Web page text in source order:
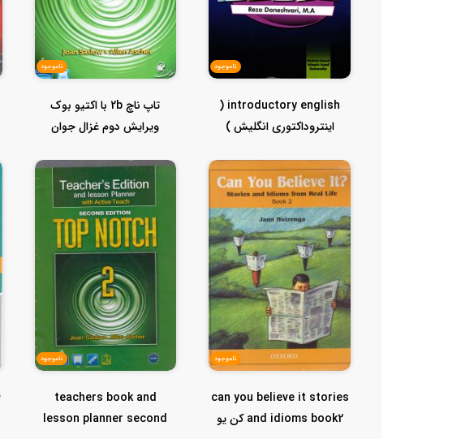
ناموجود
introductory english (
اینتروداکتوری انگلیش )
ناموجود
تاپ ناچ 2b با اکتیو بوک
ویرایش دوم غزال جوان
ناموجود
can you believe it stories
and idioms book2 کن یو
ناموجود
teachers book and
lesson planner second